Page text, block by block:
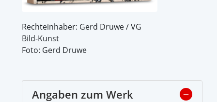
Rechteinhaber: Gerd Druwe / VG
Bild-Kunst
Foto: Gerd Druwe
Angaben zum Werk